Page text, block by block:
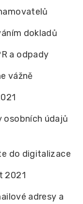
dokladů
a odpady
vážně
osobních údajů
do digitalizace
2021
adresy a